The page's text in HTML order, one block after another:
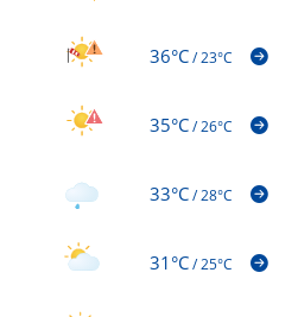
36°C/23°C
35°C/26°C
33°C/28°C
31°C/25°C